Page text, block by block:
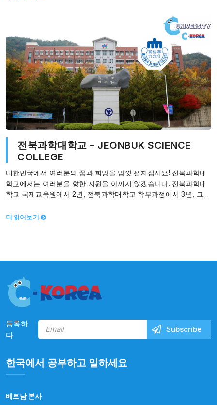
전북과학대학교 – JEONBUK SCIENCE
COLLEGE
대한민국에서 여러분의 꿈과 희망을 맘껏 펼치십시요! 전북과학대
학교에서는 여러분을 향한 지원을 아끼지 않겠습니다. 전북과학대
학교 국제교육원에서 2년, 전북과학대학교 학부과정에서 3년, 그리
더 읽어보기
등록하
다
한국에서 공부하고 일하세요
베트남 본사